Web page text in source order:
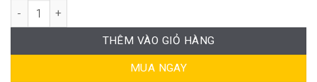
Ghế RPB-WC1304 số lượng
THÊM VÀO GIỎ HÀNG
MUA NGAY